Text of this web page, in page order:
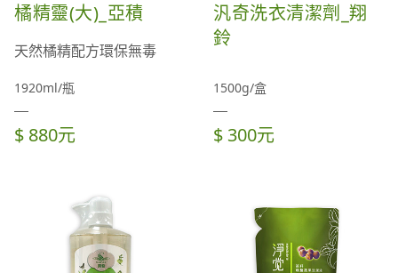
橘精靈(大)_亞積
天然橘精配方環保無毒
1920ml/瓶
$ 880元
汎奇洗衣清潔劑_翔
鈴
1500g/盒
$ 300元